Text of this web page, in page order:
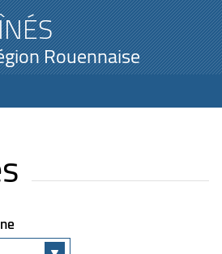
Rouennaise